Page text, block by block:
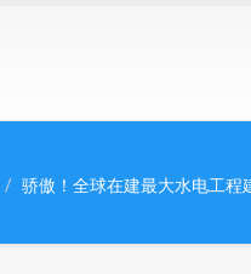
骄傲！全球在建最大水电工程